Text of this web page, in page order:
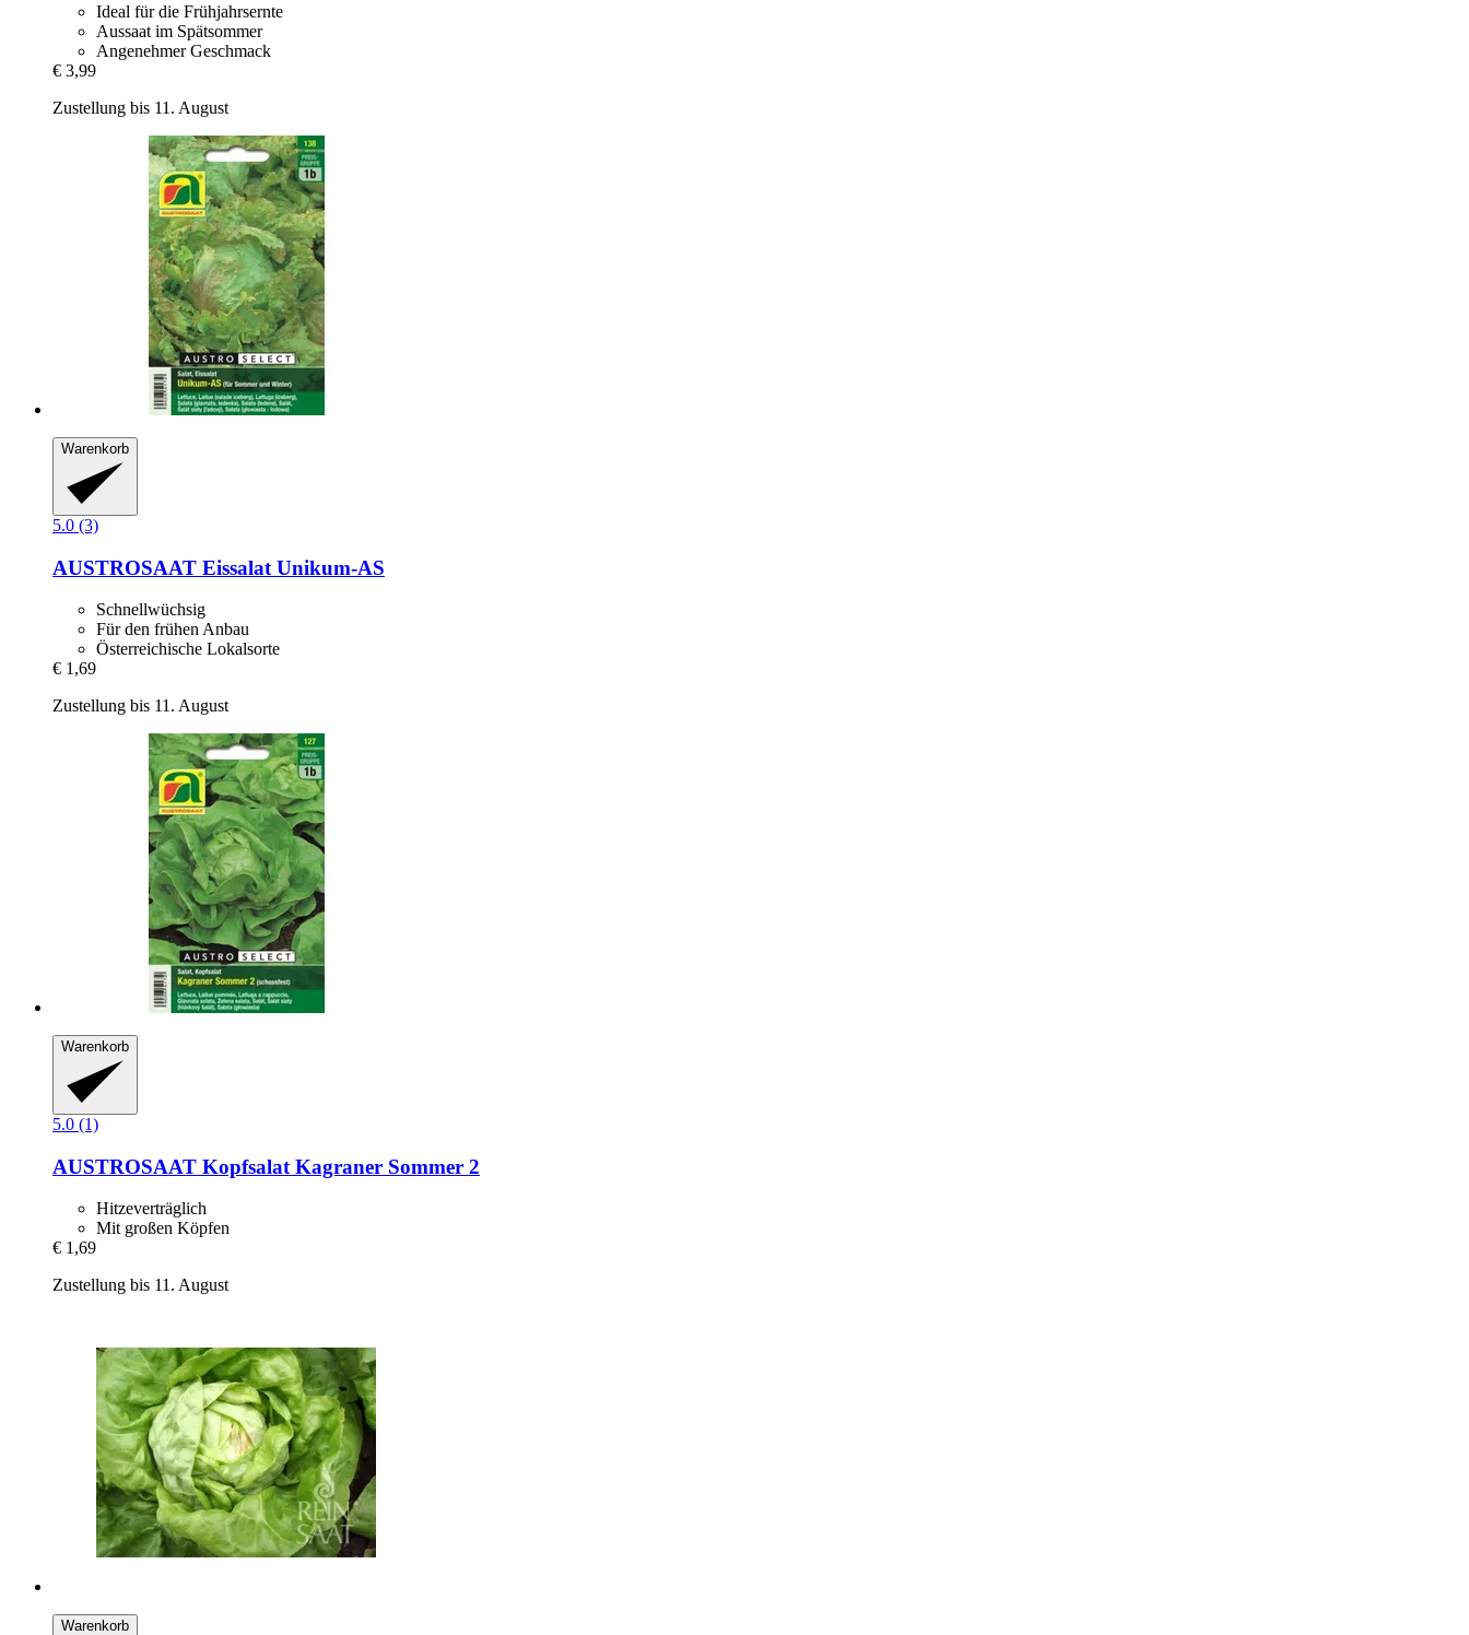
Ideal für die Frühjahrsernte
Aussaat im Spätsommer
Angenehmer Geschmack
€ 3,99
Zustellung bis 11. August
Warenkorb
5.0 (3)
AUSTROSAAT Eissalat Unikum-​AS
Schnellwüchsig
Für den frühen Anbau
Österreichische Lokalsorte
€ 1,69
Zustellung bis 11. August
Warenkorb
5.0 (1)
AUSTROSAAT Kopfsalat Kagraner Sommer 2
Hitzeverträglich
Mit großen Köpfen
€ 1,69
Zustellung bis 11. August
Warenkorb